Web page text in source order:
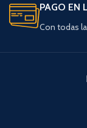
PAGO EN
Con todas